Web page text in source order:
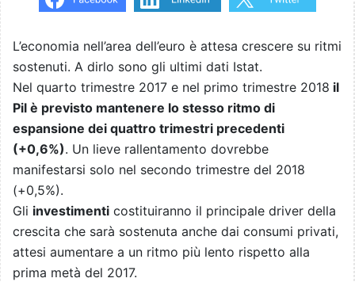
L’economia nell’area dell’euro è attesa crescere su ritmi
sostenuti. A dirlo sono gli ultimi dati Istat.
Nel quarto trimestre 2017 e nel primo trimestre 2018 il
Pil è previsto mantenere lo stesso ritmo di
espansione dei quattro trimestri precedenti
(+0,6%). Un lieve rallentamento dovrebbe
manifestarsi solo nel secondo trimestre del 2018
(+0,5%).
Gli investimenti costituiranno il principale driver della
crescita che sarà sostenuta anche dai consumi privati,
attesi aumentare a un ritmo più lento rispetto alla
prima metà del 2017.